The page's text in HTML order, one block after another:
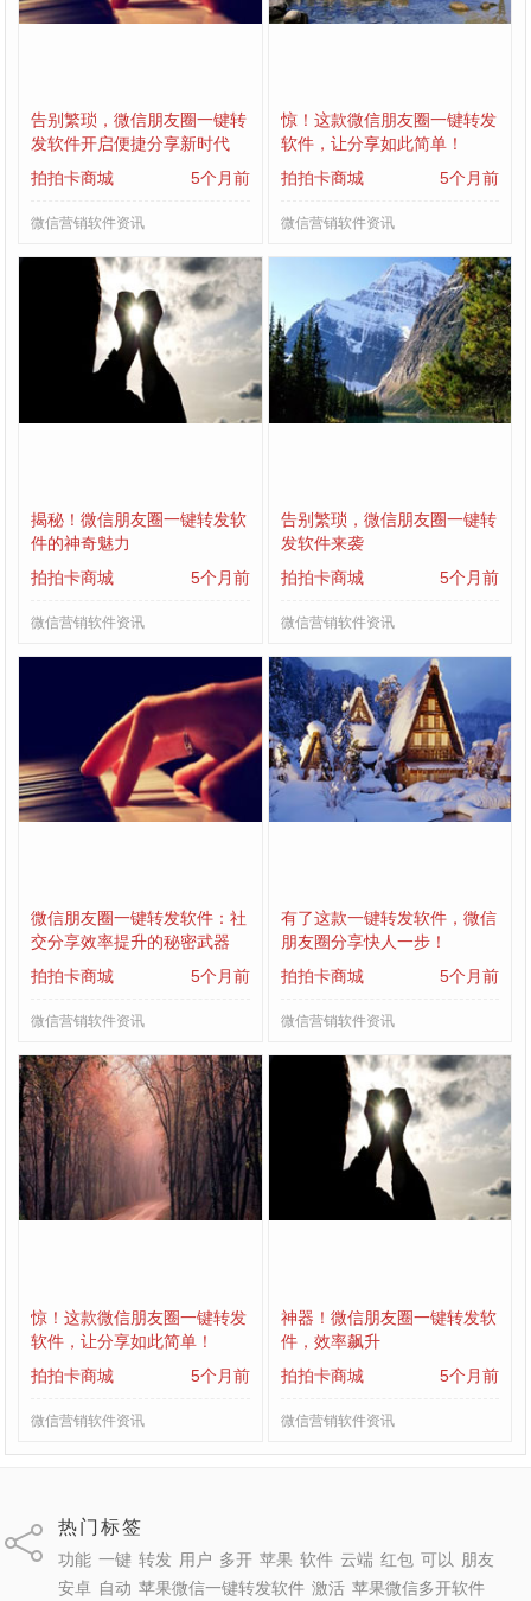
告别繁琐，微信朋友圈一键转
发软件开启便捷分享新时代
拍拍卡商城
5个月前
微信营销软件资讯
惊！这款微信朋友圈一键转发
软件，让分享如此简单！
拍拍卡商城
5个月前
微信营销软件资讯
揭秘！微信朋友圈一键转发软
件的神奇魅力
拍拍卡商城
5个月前
微信营销软件资讯
告别繁琐，微信朋友圈一键转
发软件来袭
拍拍卡商城
5个月前
微信营销软件资讯
微信朋友圈一键转发软件：社
交分享效率提升的秘密武器
拍拍卡商城
5个月前
微信营销软件资讯
有了这款一键转发软件，微信
朋友圈分享快人一步！
拍拍卡商城
5个月前
微信营销软件资讯
惊！这款微信朋友圈一键转发
软件，让分享如此简单！
拍拍卡商城
5个月前
微信营销软件资讯
神器！微信朋友圈一键转发软
件，效率飙升
拍拍卡商城
5个月前
微信营销软件资讯
热门标签
功能 一键 转发 用户 多开 苹果 软件 云端 红包 可以
朋友
安卓 自动 苹果微信一键转发软件 激活 苹果微信多开软件